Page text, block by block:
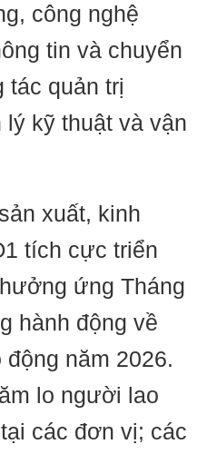
công nghệ
tin và chuyển
tác quản trị
lý kỹ thuật và vận
xuất, kinh
tích cực triển
ứng Tháng
hành động về
năm 2026.
lo người lao
các đơn vị; các